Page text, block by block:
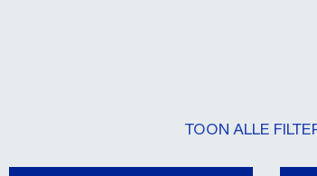
TOON ALLE